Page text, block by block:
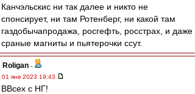
Канчэльскис ни так далее и никто не
спонсирует, ни там Ротенберг, ни какой там
газдобычапродажа, росгефть, росстрах, и даже
сраные магниты и пьятерочки ссут.
Roligan -
01 янв 2023 19:43
ВВсех с НГ!